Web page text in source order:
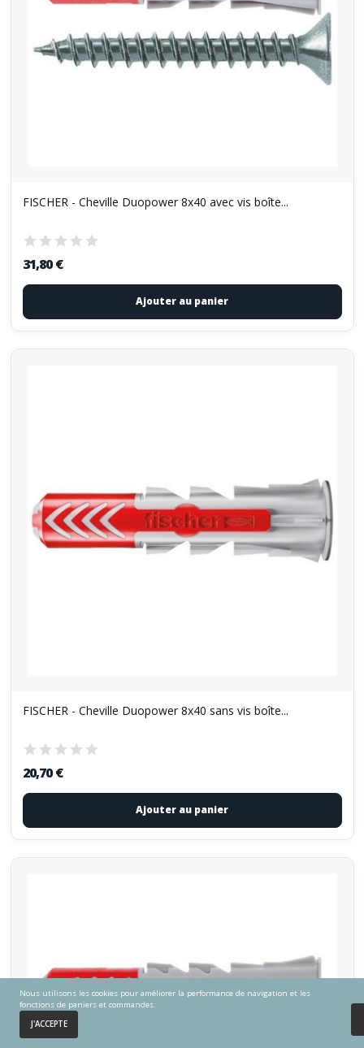
Accueil
FISCHER - Cheville Duopower 8x40 avec vis boîte...
31,80 €
Ajouter au panier
FISCHER - Cheville Duopower 8x40 sans vis boîte...
20,70 €
Ajouter au panier
Nous utilisons les cookies pour améliorer la performance de navigation et les
fonctions de paniers et commandes.
J'ACCEPTE